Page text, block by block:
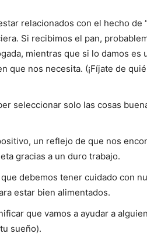
relacionados con el hecho de
Si recibimos el pan,
mientras que si lo damos es
que nos necesita. (¡Fíjate de
seleccionar solo las cosas
un reflejo de que nos
gracias a un duro trabajo.
debemos tener cuidado con
estar bien alimentados.
que vamos a ayudar a
sueño).